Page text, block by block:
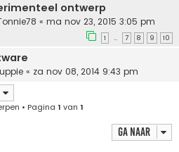
ontwerp
« ma nov 23, 2015 3:05 pm
1 … 7 8 9 10
« za nov 08, 2014 9:43 pm
• Pagina 1 van 1
Ga naar